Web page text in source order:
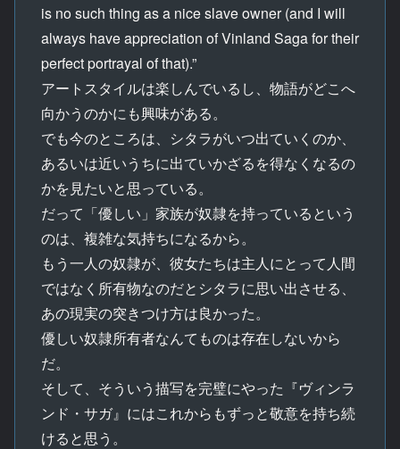
is no such thing as a nice slave owner (and I will
always have appreciation of Vinland Saga for their
perfect portrayal of that).”
アートスタイルは楽しんでいるし、物語がどこへ
向かうのかにも興味がある。
でも今のところは、シタラがいつ出ていくのか、
あるいは近いうちに出ていかざるを得なくなるの
かを見たいと思っている。
だって「優しい」家族が奴隷を持っているという
のは、複雑な気持ちになるから。
もう一人の奴隷が、彼女たちは主人にとって人間
ではなく所有物なのだとシタラに思い出させる、
あの現実の突きつけ方は良かった。
優しい奴隷所有者なんてものは存在しないから
だ。
そして、そういう描写を完璧にやった『ヴィンラ
ンド・サガ』にはこれからもずっと敬意を持ち続
けると思う。